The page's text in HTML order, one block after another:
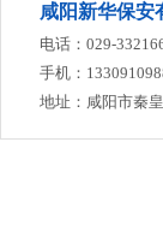
咸阳新华保安
电话：029-
手机：
地址：咸阳市秦